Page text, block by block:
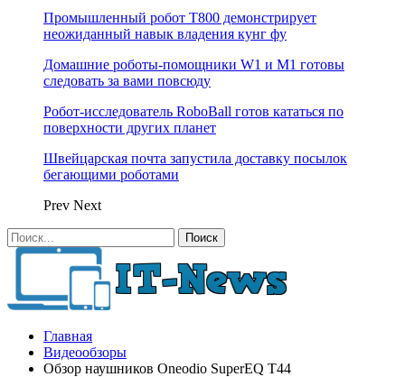
Промышленный робот Т800 демонстрирует
неожиданный навык владения кунг фу
Домашние роботы-помощники W1 и M1 готовы
следовать за вами повсюду
Робот-исследователь RoboBall готов кататься по
поверхности других планет
Швейцарская почта запустила доставку посылок
бегающими роботами
Prev Next
Главная
Видеообзоры
Обзор наушников Oneodio SuperEQ T44